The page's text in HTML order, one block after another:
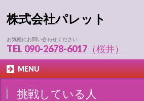
株式会社パレット
お気軽にお問い合わせください
TEL 090-2678-6017（桜井）
MENU
挑戦している人